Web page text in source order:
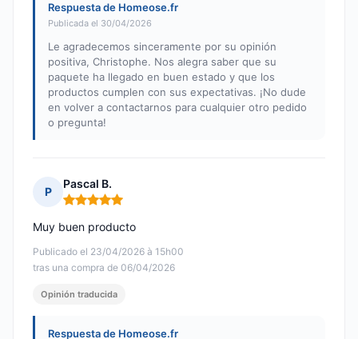
Respuesta de Homeose.fr
Publicada el 30/04/2026
Le agradecemos sinceramente por su opinión
positiva, Christophe. Nos alegra saber que su
paquete ha llegado en buen estado y que los
productos cumplen con sus expectativas. ¡No dude
en volver a contactarnos para cualquier otro pedido
o pregunta!
P
Pascal B.
Nota: 5 de 5
Publicado el 23/04/2026 à 15h00
tras una compra de 06/04/2026
Muy buen producto
Opinión traducida
Respuesta de Homeose.fr